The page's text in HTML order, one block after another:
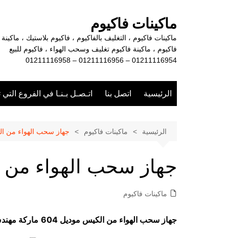
ماكينات فاكيوم
ماكينات فاكيوم ، التغليف بالفاكيوم ، فاكيوم بلاستيك ، ماكينة
فاكيوم ، ماكينة فاكيوم تغليف وسحب الهواء ، فاكيوم للبيع
01211116954 – 01211116956 – 01211116958
الرئيسية اتصل بنا اتـصـل بـنـا في الفروع
الرئيسية ماكينات فاكيوم جهاز سحب الهواء من
جهاز سحب الهواء
ماكينات فاكيوم
جهاز سحب الهواء من الكيس موديل 604 ماركة